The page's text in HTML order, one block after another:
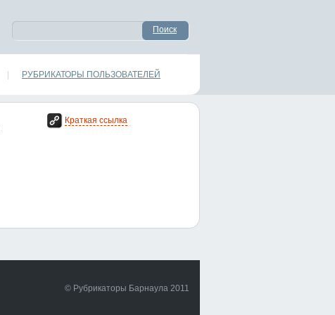
Краткая ссылка
© Рубрикаторы Барнаула 2011
Поиск
РУБРИКАТОРЫ ПОЛЬЗОВАТЕЛЕЙ